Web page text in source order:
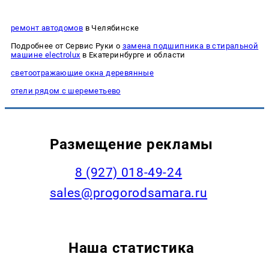
ремонт автодомов в Челябинске
Подробнее от Сервис Руки о замена подшипника в стиральной
машине electrolux в Екатеринбурге и области
светоотражающие окна деревянные
отели рядом с шереметьево
Размещение рекламы
8 (927) 018-49-24
sales@progorodsamara.ru
Наша статистика